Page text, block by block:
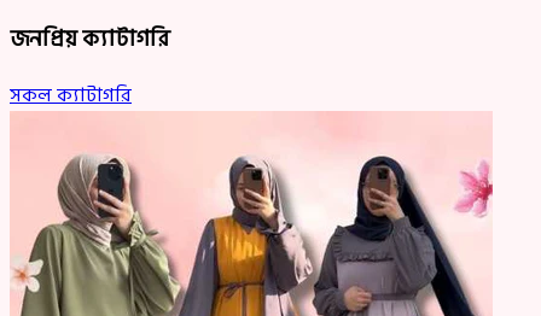
জনপ্রিয় ক্যাটাগরি
সকল ক্যাটাগরি